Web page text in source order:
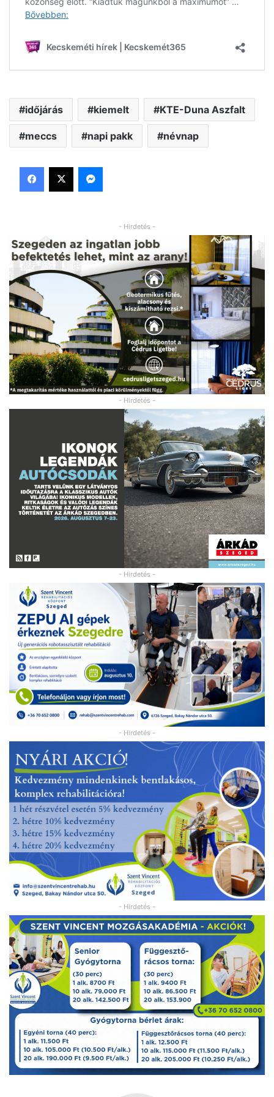
időjárás kiemelt KTE-Duna Aszfalt
meccs napi pakk névnap
Facebook
X Messenger
- Hirdetés -
- Hirdetés -
- Hirdetés -
- Hirdetés -
- Hirdetés -